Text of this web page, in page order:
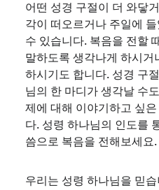
어떤 성경 구절이 더 와닿
각이 떠오르거나 주일에
수 있습니다. 복음을 전할
말하도록 생각나게 하시거
하시기도 합니다. 성경 구
님의 한 마디가 생각날 수
제에 대해 이야기하고 싶
다. 성령 하나님의 인도를
씀으로 복음을 전해보세요.
우리는 성령 하나님을 믿